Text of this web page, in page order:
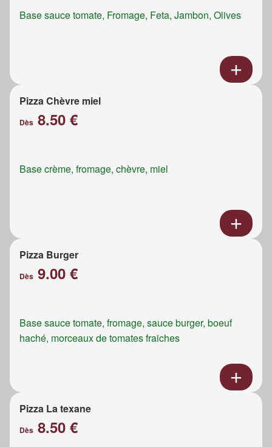
Base sauce tomate, Fromage, Feta, Jambon, Olives
Pizza Chèvre miel
Dès 8.50 €
Base crème, fromage, chèvre, miel
Pizza Burger
Dès 9.00 €
Base sauce tomate, fromage, sauce burger, boeuf
haché, morceaux de tomates fraiches
Pizza La texane
Dès 8.50 €